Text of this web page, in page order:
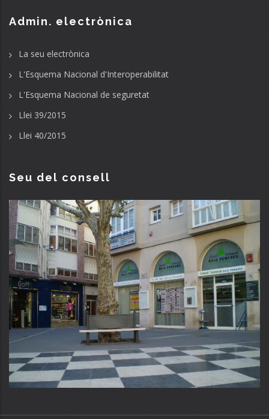
Admin. electrònica
La seu electrònica
L'Esquema Nacional d'Interoperabilitat
L'Esquema Nacional de seguretat
Llei 39/2015
Llei 40/2015
Seu del consell